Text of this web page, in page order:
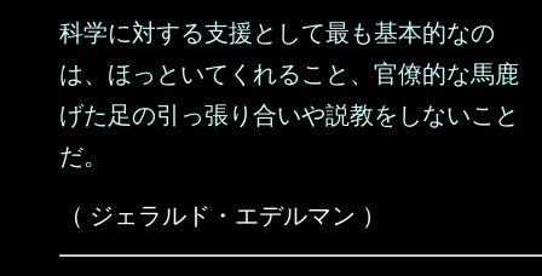
科学に対する支援として最も基本的なの
は、ほっといてくれること、官僚的な馬鹿
げた足の引っ張り合いや説教をしないこと
だ。
（ ジェラルド・エデルマン ）